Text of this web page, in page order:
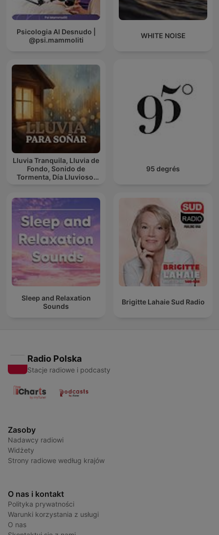
Psicologia Al Desnudo |
@psi.mammoliti
WHITE NOISE
Lluvia Tranquila, Lluvia de
Fondo, Sonido de
Tormenta, Día Lluvioso,
95 degrés
Sleep and Relaxation
Sounds
Brigitte Lahaie Sud Radio
Radio Polska
Stacje radiowe i podcasty
Zasoby
Nadawcy radiowi
Widżety
Strony radiowe według krajów
O nas i kontakt
Polityka prywatności
Warunki korzystania z usługi
O nas